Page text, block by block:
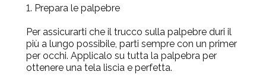
1. Prepara le palpebre
Per assicurarti che il trucco sulla palpebre duri il
più a lungo possibile, parti sempre con un primer
per occhi. Applicalo su tutta la palpebra per
ottenere una tela liscia e perfetta.